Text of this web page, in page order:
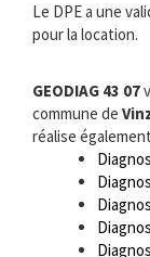
Le DPE a une
pour la location.
GEODIAG 43 07
commune de
réalise